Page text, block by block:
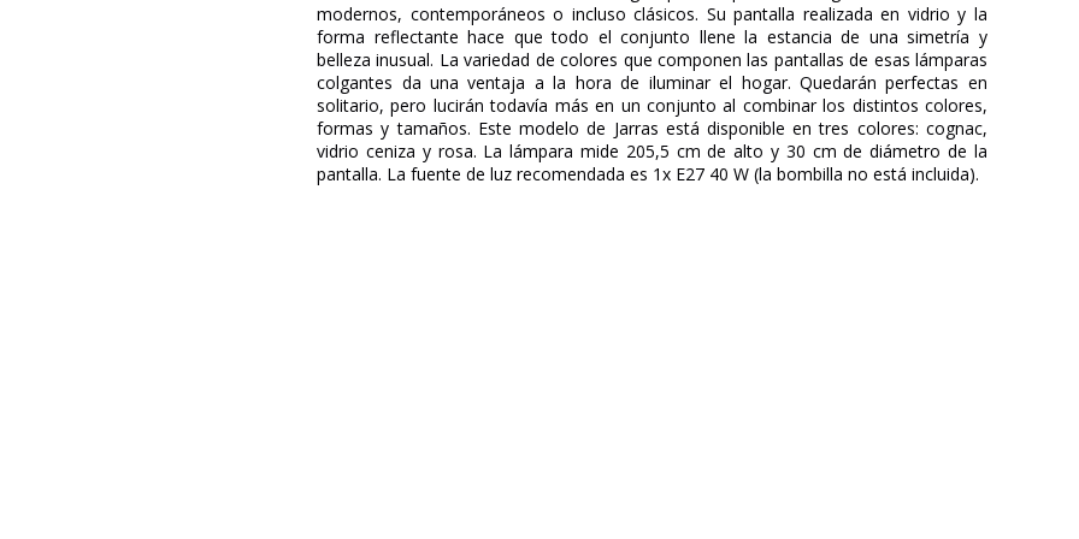
modernos, contemporáneos o incluso clásicos. Su pantalla realizada en vidrio y la
forma reflectante hace que todo el conjunto llene la estancia de una simetría y
belleza inusual. La variedad de colores que componen las pantallas de esas lámparas
colgantes da una ventaja a la hora de iluminar el hogar. Quedarán perfectas en
solitario, pero lucirán todavía más en un conjunto al combinar los distintos colores,
formas y tamaños. Este modelo de Jarras está disponible en tres colores: cognac,
vidrio ceniza y rosa. La lámpara mide 205,5 cm de alto y 30 cm de diámetro de la
pantalla. La fuente de luz recomendada es 1x E27 40 W (la bombilla no está incluida).